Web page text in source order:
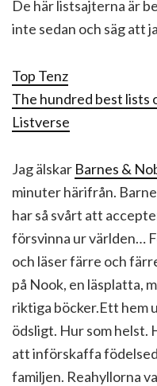
De här listsajterna är
inte sedan och säg att
Top Tenz
The hundred best lists
Listverse
Jag älskar Barnes &
minuter härifrån.
har så svårt att
försvinna ur världen…
och läser färre och
på Nook, en läsplatta,
riktiga böcker.Ett hem
ödsligt. Hur som helst.
att införskaffa
familjen. Reahyllorna